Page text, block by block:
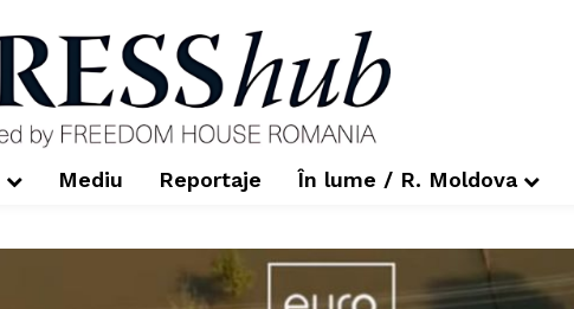
Mediu Reportaje În lume / R. Moldova